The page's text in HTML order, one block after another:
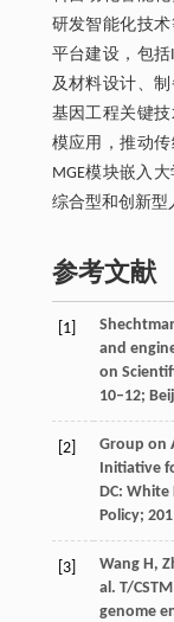
研发智能化技
平台建设，包
及材料设计、
基因工程关键
模应用，推动
MGE模块嵌入
综合型和创新型
参考文献
[1]
and
on
10–12;
[2]
Group on
Initiative
DC: White
Policy;
[3]
Wang H,
al. T/
genome